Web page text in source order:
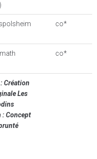
co*
co*
Création
Les
: Concept